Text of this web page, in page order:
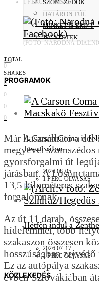
SZOMSZÉDOK
HATÁRON TÚL
MINKET IS ÉRINT
JEGYZETEK
PROGRAMOK
A Carson Coma is
Fesztiválon
2026-08-05
1 PERC OLVASÁS
Hétfőn indul a
2026-07-17
1 PERC OLVASÁS
KÖZLEKEDÉS
1 PERC OLVASÁS
(FOTÓ: NÁRODNÁ
TOTAL
0
SHARES
0
0
0
0
Már használható a
megyével
gyorsforgalmi út
járásban. A
13,5 kilométeres
forgalomnak.
Az út 11 darab,
hídelemmel, több
szakaszon összesen
hosszúságban
Ez az autópálya
évben Szlovákiában